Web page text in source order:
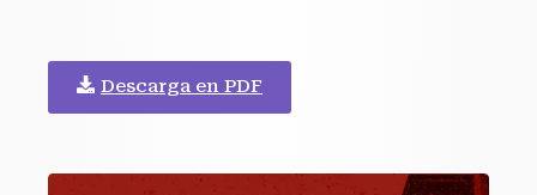
Descarga en PDF